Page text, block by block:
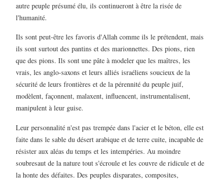
autre peuple présumé élu, ils continueront à être la risée de
l'humanité.
Ils sont peut-être les favoris d'Allah comme ils le prétendent, mais
ils sont surtout des pantins et des marionnettes. Des pions, rien
que des pions. Ils sont une pâte à modeler que les maîtres, les
vrais, les anglo-saxons et leurs alliés israéliens soucieux de la
sécurité de leurs frontières et de la pérennité du peuple juif,
modèlent, façonnent, malaxent, influencent, instrumentalisent,
manipulent à leur guise.
Leur personnalité n'est pas trempée dans l'acier et le béton, elle est
faite dans le sable du désert arabique et de terre cuite, incapable de
résister aux aléas du temps et les intempéries. Au moindre
soubresaut de la nature tout s'écroule et les couvre de ridicule et de
la honte des défaites. Des peuples disparates, composites,